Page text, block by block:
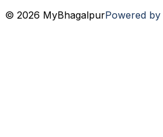
© 2026 MyBhagalpurPowered